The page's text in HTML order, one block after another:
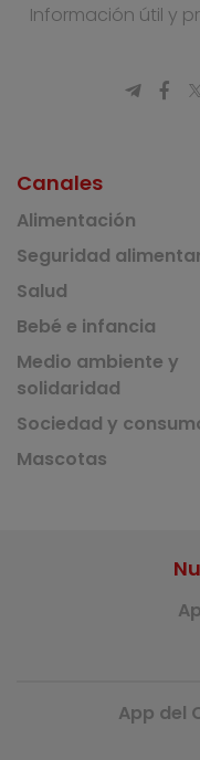
Información útil y
Canales
Alimentación
Seguridad
Salud
Bebé e infancia
Medio ambiente y
solidaridad
Sociedad y
Mascotas
App del